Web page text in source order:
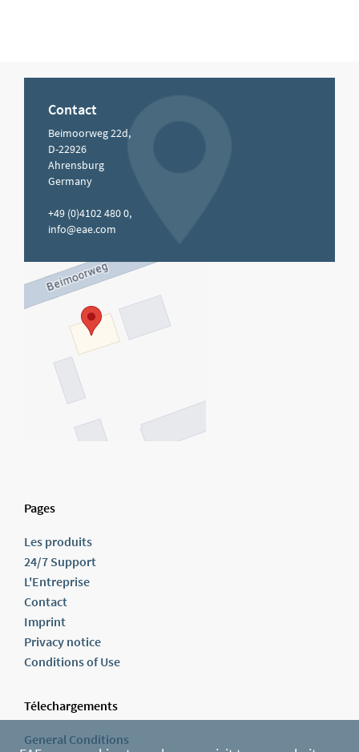
Contact
Beimoorweg 22d,
D-22926
Ahrensburg
Germany
+49 (0)4102 480 0,
info@eae.com
Pages
Les produits
24/7 Support
L'Entreprise
Contact
Imprint
Privacy notice
Conditions of Use
Télechargements
General Conditions